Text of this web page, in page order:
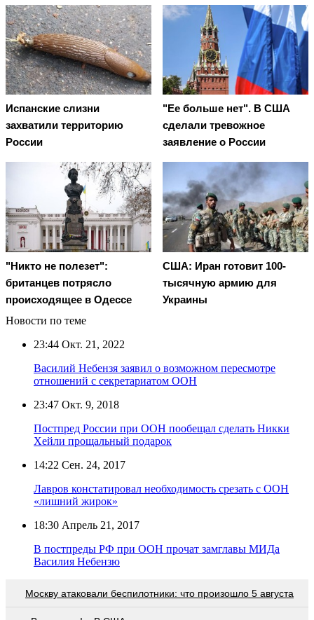
Испанские слизни
захватили территорию
России
"Ее больше нет". В США
сделали тревожное
заявление о России
"Никто не полезет":
британцев потрясло
происходящее в Одессе
США: Иран готовит 100-
тысячную армию для
Украины
Новости по теме
23:44 Окт. 21, 2022
Василий Небензя заявил о возможном пересмотре
отношений с секретариатом ООН
23:47 Окт. 9, 2018
Постпред России при ООН пообещал сделать Никки
Хейли прощальный подарок
14:22 Сен. 24, 2017
Лавров констатировал необходимость срезать с ООН
«лишний жирок»
18:30 Апрель 21, 2017
В постпреды РФ при ООН прочат замглавы МИДа
Василия Небензю
Москву атаковали беспилотники: что произошло 5 августа